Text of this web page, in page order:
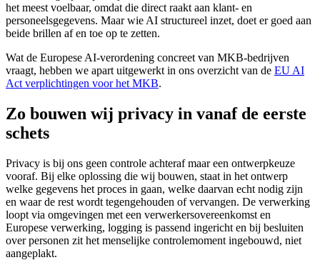
het meest voelbaar, omdat die direct raakt aan klant- en
personeelsgegevens. Maar wie AI structureel inzet, doet er goed aan
beide brillen af en toe op te zetten.
Wat de Europese AI-verordening concreet van MKB-bedrijven
vraagt, hebben we apart uitgewerkt in ons overzicht van de EU AI
Act verplichtingen voor het MKB.
Zo bouwen wij privacy in vanaf de eerste
schets
Privacy is bij ons geen controle achteraf maar een ontwerpkeuze
vooraf. Bij elke oplossing die wij bouwen, staat in het ontwerp
welke gegevens het proces in gaan, welke daarvan echt nodig zijn
en waar de rest wordt tegengehouden of vervangen. De verwerking
loopt via omgevingen met een verwerkersovereenkomst en
Europese verwerking, logging is passend ingericht en bij besluiten
over personen zit het menselijke controlemoment ingebouwd, niet
aangeplakt.